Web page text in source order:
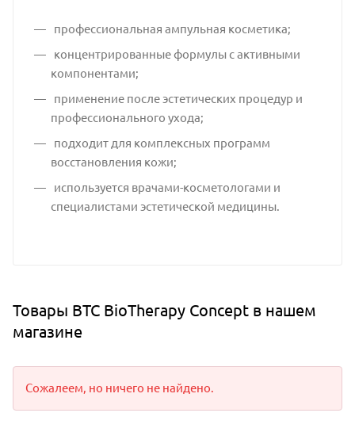
профессиональная ампульная косметика;
концентрированные формулы с активными
компонентами;
применение после эстетических процедур и
профессионального ухода;
подходит для комплексных программ
восстановления кожи;
используется врачами-косметологами и
специалистами эстетической медицины.
Товары BTC BioTherapy Concept в нашем
магазине
Сожалеем, но ничего не найдено.